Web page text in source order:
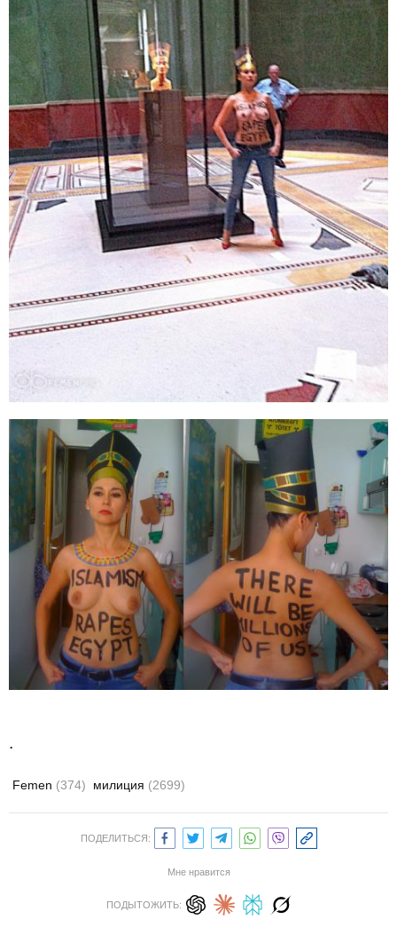
.
Femen (374) милиция (2699)
ПОДЕЛИТЬСЯ:
Мне нравится
ПОДЫТОЖИТЬ: